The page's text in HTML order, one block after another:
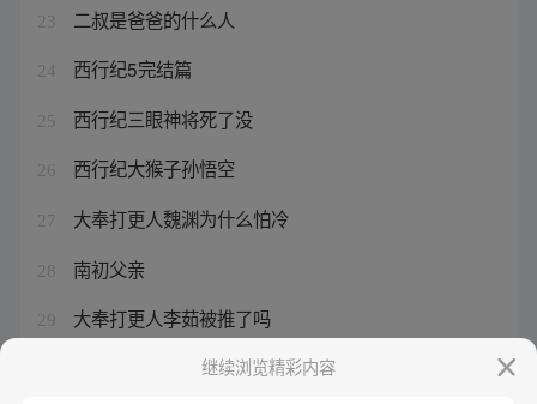
23 二叔是爸爸的什么人
24 西行纪5完结篇
25 西行纪三眼神将死了没
26 西行纪大猴子孙悟空
27 大奉打更人魏渊为什么怕冷
28 南初父亲
29 大奉打更人李茹被推了吗
西行纪年番第二部继续浏览精彩内容